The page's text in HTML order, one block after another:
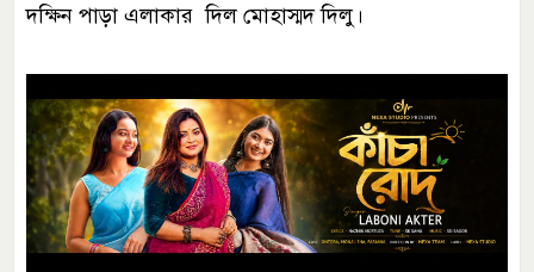
দক্ষিন পাড়া এলাকার দিল মোহাস্মদ দিলু।